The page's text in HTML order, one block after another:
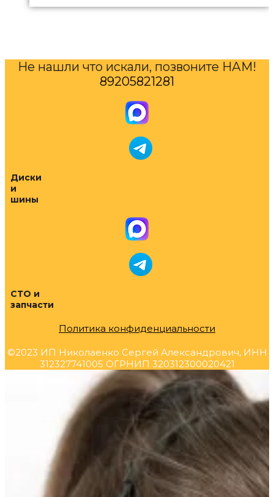
Не нашли что искали, позвоните НАМ!
89205821281
Диски
и
шины
СТО и
запчасти
Политика конфиденциальности
©2023 ИП Николаенко Сергей Александрович, ИНН
312327741005 ОГРНИП 320312300020421